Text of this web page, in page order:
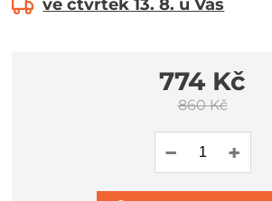
ve čtvrtek 13. 8. u Vás
774 Kč
860 Kč